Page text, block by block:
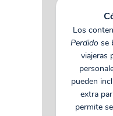
Los
Perdido se
viajeras
pueden
extra
permite